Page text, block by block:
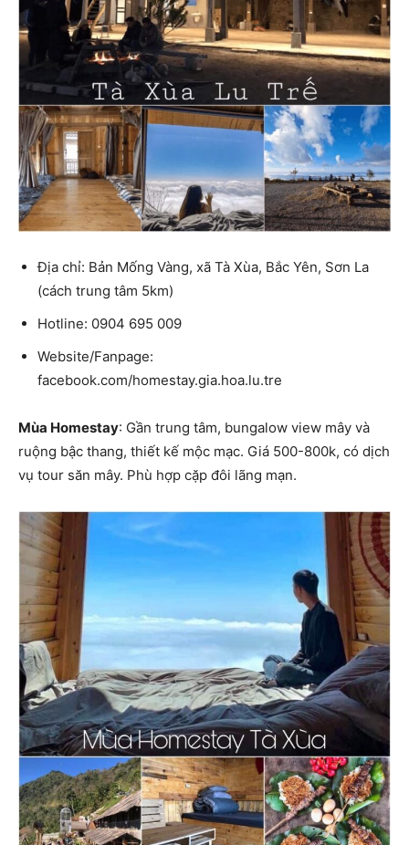
Địa chỉ: Bản Mống Vàng, xã Tà Xùa, Bắc Yên, Sơn La
(cách trung tâm 5km)
Hotline: 0904 695 009
Website/Fanpage:
facebook.com/homestay.gia.hoa.lu.tre
Mùa Homestay: Gần trung tâm, bungalow view mây và
ruộng bậc thang, thiết kế mộc mạc. Giá 500-800k, có dịch
vụ tour săn mây. Phù hợp cặp đôi lãng mạn.